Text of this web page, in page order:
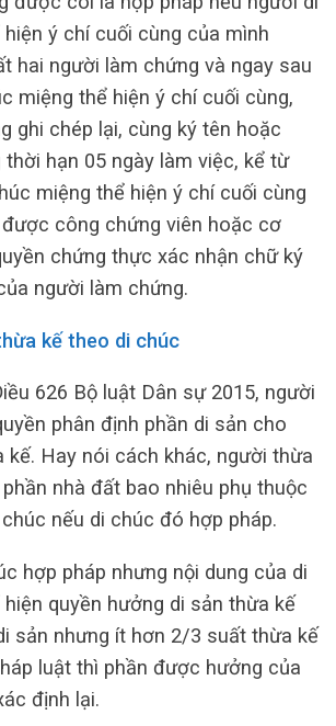
ý chí cuối cùng của mình
hai người làm chứng và ngay sau
miệng thể hiện ý chí cuối cùng,
ghi chép lại, cùng ký tên hoặc
hạn 05 ngày làm việc, kể từ
miệng thể hiện ý chí cuối cùng
công chứng viên hoặc cơ
chứng thực xác nhận chữ ký
người làm chứng.
kế theo di chúc
626 Bộ luật Dân sự 2015, người
phân định phần di sản cho
kế. Hay nói cách khác, người thừa
nhà đất bao nhiêu phụ thuộc
nếu di chúc đó hợp pháp.
hợp pháp nhưng nội dung của di
quyền hưởng di sản thừa kế
sản nhưng ít hơn 2/3 suất thừa kế
luật thì phần được hưởng của
định lại.